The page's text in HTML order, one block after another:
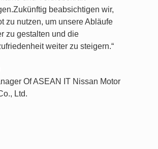
beabsichtigen wir,
zu nutzen, um unsere Abläufe
zu gestalten und die
weiter zu steigern.“
Of ASEAN IT Nissan Motor
Ltd.